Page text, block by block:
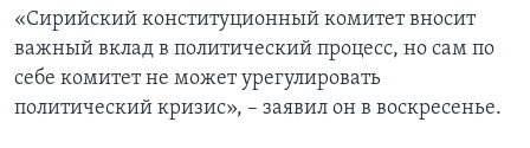
«Сирийский конституционный комитет вносит
важный вклад в политический процесс, но сам по
себе комитет не может урегулировать
политический кризис», – заявил он в воскресенье.